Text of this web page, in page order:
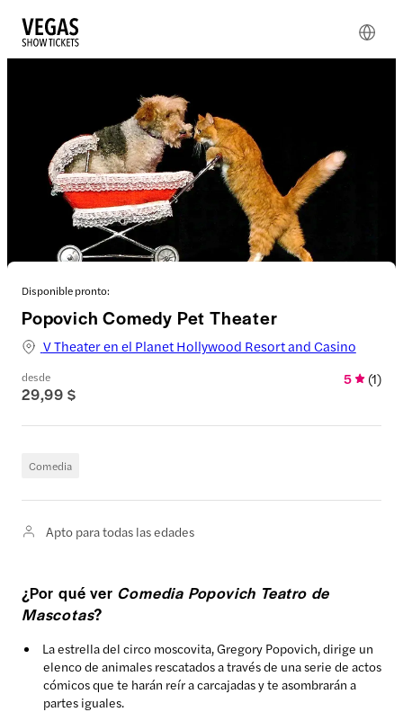
Disponible pronto:
Popovich Comedy Pet Theater
V Theater en el Planet Hollywood Resort and Casino
desde
29,99 $
5 (1)
Comedia
Apto para todas las edades
¿Por qué ver Comedia Popovich Teatro de
Mascotas?
La estrella del circo moscovita, Gregory Popovich, dirige un
elenco de animales rescatados a través de una serie de actos
cómicos que te harán reír a carcajadas y te asombrarán a
partes iguales.